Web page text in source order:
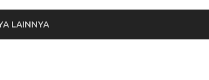
LAINNYA